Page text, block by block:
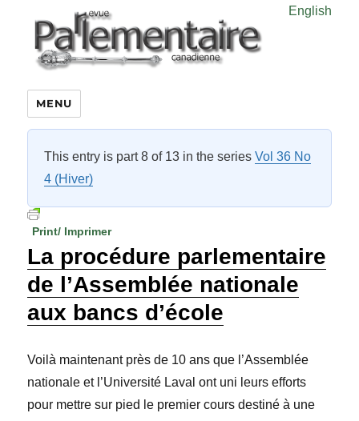
English
MENU
This entry is part 8 of 13 in the seriesVol 36 No
4 (Hiver)
Print/ Imprimer
La procédure parlementaire
de l’Assemblée nationale
aux bancs d’école
Voilà maintenant près de 10 ans que l’Assemblée
nationale et l’Université Laval ont uni leurs efforts
pour mettre sur pied le premier cours destiné à une